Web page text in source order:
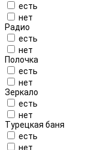
есть
нет
Радио
есть
нет
Полочка
есть
нет
Зеркало
есть
нет
Турецкая баня
есть
нет